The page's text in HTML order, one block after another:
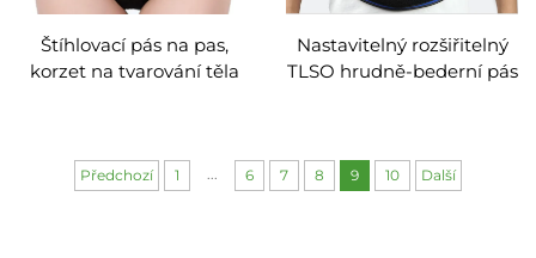
Štíhlovací pás na pas,
korzet na tvarování těla
Nastavitelný rozšiřitelný
TLSO hrudně-bederní pás
Předchozí 1 6 7 8 9 10 Další